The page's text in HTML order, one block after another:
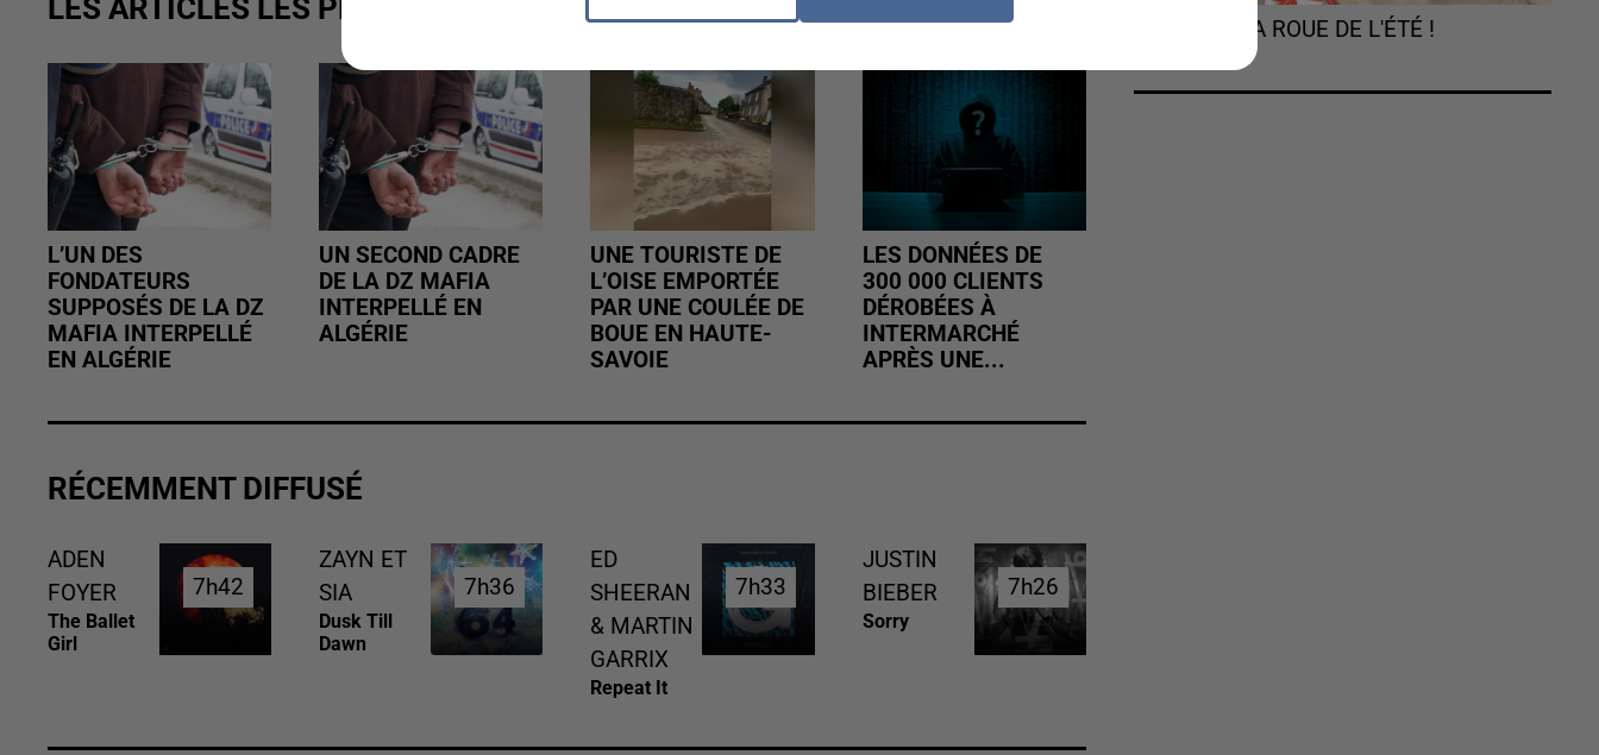
LES ARTICLES LES PLUS VUS
L’UN DES
FONDATEURS
SUPPOSÉS DE LA DZ
MAFIA INTERPELLÉ
EN ALGÉRIE
UN SECOND CADRE
DE LA DZ MAFIA
INTERPELLÉ EN
ALGÉRIE
UNE TOURISTE DE
L’OISE EMPORTÉE
PAR UNE COULÉE DE
BOUE EN HAUTE-
SAVOIE
LES DONNÉES DE
300 000 CLIENTS
DÉROBÉES À
INTERMARCHÉ
APRÈS UNE...
RÉCEMMENT DIFFUSÉ
ADEN
FOYER
The Ballet
Girl
7h42
7h42
ZAYN ET
SIA
Dusk Till
Dawn
7h36
7h36
ED
SHEERAN
& MARTIN
GARRIX
Repeat It
7h33
7h33
JUSTIN
BIEBER
Sorry
7h26
7h26
TOURNEZ LA ROUE DE L'ÉTÉ !